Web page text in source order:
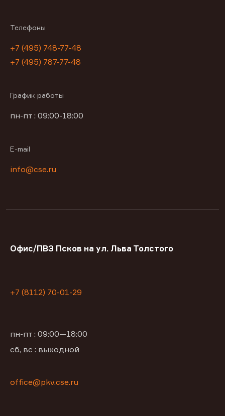
Телефоны
+7 (495) 748-77-48
+7 (495) 787-77-48
График работы
пн-пт : 09:00-18:00
E-mail
info@cse.ru
Офис/ПВЗ Псков на ул. Льва Толстого
+7 (8112) 70-01-29
пн-пт : 09:00—18:00
сб, вс : выходной
office@pkv.cse.ru